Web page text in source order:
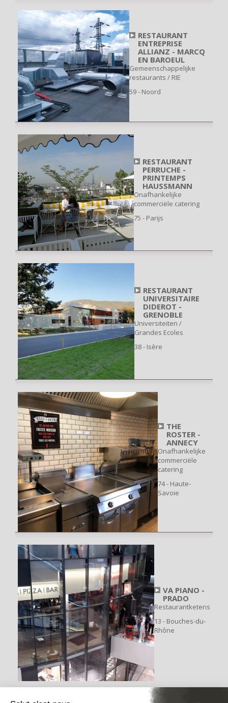
RESTAURANT
ENTREPRISE
ALLIANZ - MARCQ
EN BAROEUL
Gemeenschappelijke
restaurants / RIE
59 - Noord
RESTAURANT
PERRUCHE -
PRINTEMPS
HAUSSMANN
Onafhankelijke
commerciële catering
75 - Parijs
RESTAURANT
UNIVERSITAIRE
DIDEROT -
GRENOBLE
Universiteiten /
Grandes Ecoles
38 - Isère
THE
ROSTER -
ANNECY
Onafhankelijke
commerciële
catering
74 - Haute-
Savoie
VA PIANO -
PRADO
Restaurantketens
13 - Bouches-du-
Rhône